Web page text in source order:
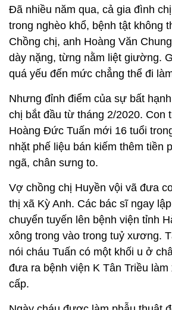
Đã nhiều năm qua, cả gia đình
trong nghèo khổ, bệnh tật không
Chồng chị, anh Hoàng Văn
dày nặng, từng nằm liệt giường.
quá yếu đến mức chẳng thể đi
Nhưng đỉnh điểm của sự bất
chị bắt đầu từ tháng 2/2020. Con
Hoàng Đức Tuấn mới 16 tuổi
nhặt phế liệu bán kiếm thêm tiền
ngã, chân sưng to.
Vợ chồng chị Huyền vội vã đưa
thị xã Kỳ Anh. Các bác sĩ ngay
chuyển tuyến lên bệnh viện tỉnh
xông trong vào trong tuỷ xương.
nói cháu Tuấn có một khối u ở
đưa ra bệnh viện K Tân Triều làm
cấp.